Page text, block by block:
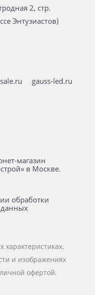
2, стр.
Энтузиастов)
gauss-led.ru
магазин
в Москве.
обработки
характеристиках,
и изображениях
офертой.